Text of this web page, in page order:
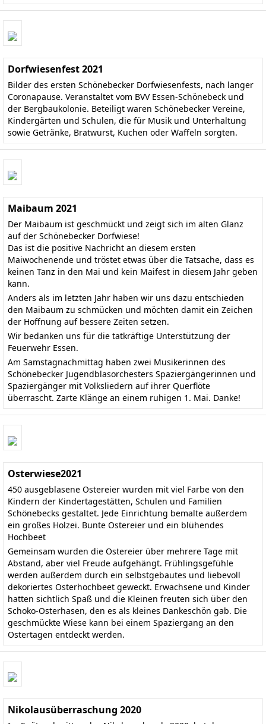
Dorfwiesenfest 2021
Bilder des ersten Schönebecker Dorfwiesenfests, nach langer
Coronapause. Veranstaltet vom BVV Essen-Schönebeck und
der Bergbaukolonie. Beteiligt waren Schönebecker Vereine,
Kindergärten und Schulen, die für Musik und Unterhaltung
sowie Getränke, Bratwurst, Kuchen oder Waffeln sorgten.
Maibaum 2021
Der Maibaum ist geschmückt und zeigt sich im alten Glanz
auf der Schönebecker Dorfwiese!
Das ist die positive Nachricht an diesem ersten
Maiwochenende und tröstet etwas über die Tatsache, dass es
keinen Tanz in den Mai und kein Maifest in diesem Jahr geben
kann.
Anders als im letzten Jahr haben wir uns dazu entschieden
den Maibaum zu schmücken und möchten damit ein Zeichen
der Hoffnung auf bessere Zeiten setzen.
Wir bedanken uns für die tatkräftige Unterstützung der
Feuerwehr Essen.
Am Samstagnachmittag haben zwei Musikerinnen des
Schönebecker Jugendblasorchesters Spaziergängerinnen und
Spaziergänger mit Volksliedern auf ihrer Querflöte
überrascht. Zarte Klänge an einem ruhigen 1. Mai. Danke!
Osterwiese2021
450 ausgeblasene Ostereier wurden mit viel Farbe von den
Kindern der Kindertagestätten, Schulen und Familien
Schönebecks gestaltet. Jede Einrichtung bemalte außerdem
ein großes Holzei. Bunte Ostereier und ein blühendes
Hochbeet
Gemeinsam wurden die Ostereier über mehrere Tage mit
Abstand, aber viel Freude aufgehängt. Frühlingsgefühle
werden außerdem durch ein selbstgebautes und liebevoll
dekoriertes Osterhochbeet geweckt. Erwachsene und Kinder
hatten sichtlich Spaß und die Kleinen freuten sich über den
Schoko-Osterhasen, den es als kleines Dankeschön gab. Die
geschmückte Wiese kann bei einem Spaziergang an den
Ostertagen entdeckt werden.
Nikolausüberraschung 2020